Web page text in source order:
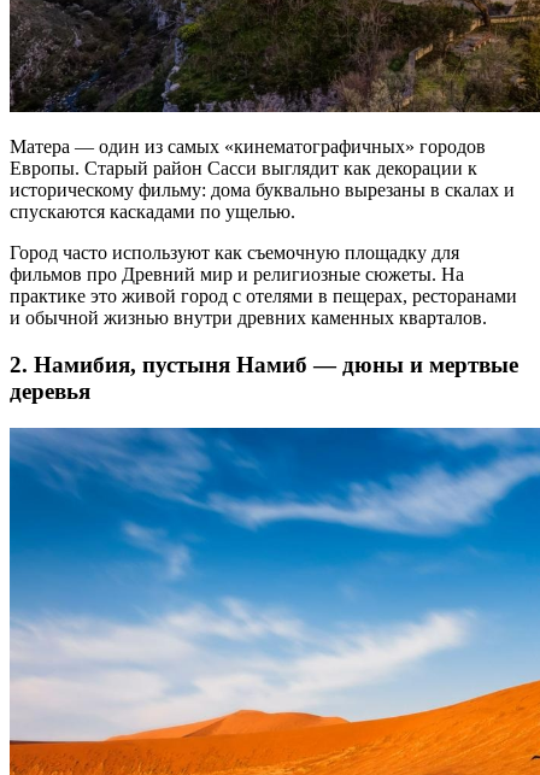
Матера — один из самых «кинематографичных» городов
Европы. Старый район Сасси выглядит как декорации к
историческому фильму: дома буквально вырезаны в скалах и
спускаются каскадами по ущелью.
Город часто используют как съемочную площадку для
фильмов про Древний мир и религиозные сюжеты. На
практике это живой город с отелями в пещерах, ресторанами
и обычной жизнью внутри древних каменных кварталов.
2. Намибия, пустыня Намиб — дюны и мертвые
деревья